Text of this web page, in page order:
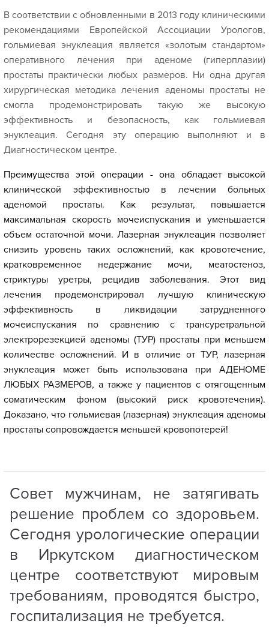
В соответствии с обновленными в 2013 году клиническими
рекомендациями Европейской Ассоциации Урологов,
гольмиевая энуклеация является «золотым стандартом»
оперативного лечения при аденоме (гиперплазии)
простаты практически любых размеров. Ни одна другая
хирургическая методика лечения аденомы простаты не
смогла продемонстрировать такую же высокую
эффективность и безопасность, как гольмиевая
энуклеация. Сегодня эту операцию выполняют и в
Диагностическом центре.
Преимущества этой операции - она обладает высокой
клинической эффективностью в лечении больных
аденомой простаты. Как результат, повышается
максимальная скорость мочеиспускания и уменьшается
объем остаточной мочи. Лазерная энуклеация позволяет
снизить уровень таких осложнений, как кровотечение,
кратковременное недержание мочи, меатостеноз,
стриктуры уретры, рецидив заболевания. Этот вид
лечения продемонстрировал лучшую клиническую
эффективность в ликвидации затрудненного
мочеиспускания по сравнению с трансуретральной
электрорезекцией аденомы (ТУР) простаты при меньшем
количестве осложнений. И в отличие от ТУР, лазерная
энуклеация может быть использована при АДЕНОМЕ
ЛЮБЫХ РАЗМЕРОВ, а также у пациентов с отягощенным
соматическим фоном (высокий риск кровотечения).
Доказано, что гольмиевая (лазерная) энуклеация аденомы
простаты сопровождается меньшей кровопотерей!
Совет мужчинам, не затягивать
решение проблем со здоровьем.
Сегодня урологические операции
в Иркутском диагностическом
центре соответствуют мировым
требованиям, проводятся быстро,
госпитализация не требуется.